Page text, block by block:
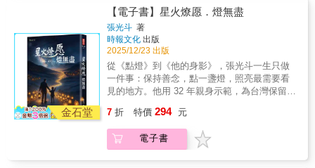
句，在日常中實踐在智慧中成長到泰國出家
時，比約恩被授予法號「納提科」，意思是
「在智慧中成長的人」。在《我可能錯了》
中，他沒有擺出高高在上、超然物外的「開悟
者」姿態，反而毫無保留地呈現出自己羞愧、
脆弱與挫敗，甚至是滑稽可笑的瞬間。他也接
受黑暗是生而為人的一部分，但即使憂鬱症將
對身體的掌控、即將與摯愛的人道別，那些如
同細小救命索的智慧讓他依然能不被恐懼吞
噬，專注於當下、體驗眼前的喜悅。在書中，
比約恩說：「我真的不想讓任何人認為，必須
心在當下，用美善與愛度過每一天。他親身示
範了即使黑暗的念頭襲來，仍然可以讓內心安
住在片刻的平靜。從企業高階主管到泰國森林
僧人，再回到俗世，三十餘年汲取的經驗與體
悟，淬鍊成質樸卻深邃的人生智慧，《我可能
錯了》正是這份智慧的結晶。這本書在瑞典一
出版就登上暢銷榜首，至今售出33國版權，全
球銷量破百萬冊，更在台灣、英國、韓國蟬聯
綜合暢銷榜第一名。許多讀者閱讀原書後，深
受觸動，幾乎在每一頁畫重點、摺書角。現
在，為了讓眼睛讀過的話語，真正滲入日常，
成為人生的指南針，特別構想了這本以「抄寫
儀式感」來細細品味書中智慧的手抄書，讓比
涵從自身經驗出發，探索女性介於「罪惡」與
「愉悅」之間的矛盾感受，想吃又不敢吃，覺
得自己不夠完美--這些對於身材的焦慮與自責，
是來自我們內在真實的聲音？還是受到大眾消
費文化、理想身材、健康飲食等外在標籤的影
響？◎ 20位專業女性的生命故事----關於Guilty
Pleasure，她們怎麼說？作者回看自身成長經
來自美國與台灣的女性，她們有的是餐廳主
廚、巧克力品牌創辦人、飲食作家、藥局經營
者、瑜伽老師、運動服飾的品牌創辦人??皆在
面對美食當前時的內心交戰。●◎ 關於飲食與
女性的外貌焦慮----這些發自內在真實的聲音來
自哪裡？嘿，女孩們，你一定也有這樣的經
驗：一邊對著眼前這塊草莓蛋糕垂涎不已，一
邊心裡想著「今天已經吃太多了??不該吃甜
點??」我們為什麼會對於吃東西感到內疚？幾
口巧克力、一杯紅酒、甚至是飯後的一塊小蛋
糕，真的有這麼「罪惡」嗎？那些能引起大腦
分泌「快樂荷爾蒙」的小東西--美食、消費為何
新生代圖文作家鍾以涵（Irene Chung）生長於
台北，於美國求學與發展職涯，專業橫跨健康
科學、新聞與插畫藝術，其畫風既帶有美式時
金石堂
【電子書】星火燎愿．燈無盡
張光斗 著
時報文化 出版
2025/12/23 出版
從《點燈》到《他的身影》，張光斗一生只做
一件事：保持善念，點一盞燈，照亮最需要看
見的地方。他用 32 年親身示範，為台灣保留珍
張光斗橫跨三十二年的生命紀錄，也是一本集
結 心靈成長、逆境療癒、生命故事、善良力量
的深度散文集。自 1994 年《點燈》開播以來，
7 折 特價 294 元
電子書